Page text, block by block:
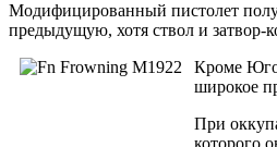
Модифицированный пистолет
предыдущую, хотя ствол и затвор-
Кроме
широкое
При